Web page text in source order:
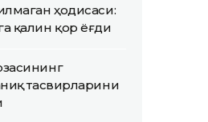
ҳодисаси:
қалин қор ёғди
тасвирларини